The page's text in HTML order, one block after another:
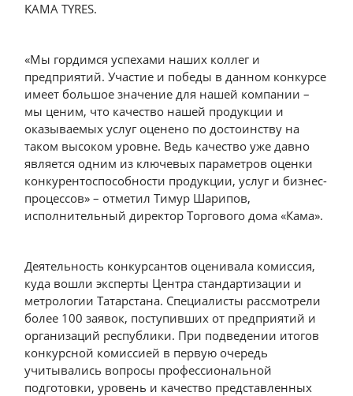
KAMA TYRES.
«Мы гордимся успехами наших коллег и
предприятий. Участие и победы в данном конкурсе
имеет большое значение для нашей компании –
мы ценим, что качество нашей продукции и
оказываемых услуг оценено по достоинству на
таком высоком уровне. Ведь качество уже давно
является одним из ключевых параметров оценки
конкурентоспособности продукции, услуг и бизнес-
процессов» – отметил Тимур Шарипов,
исполнительный директор Торгового дома «Кама».
Деятельность конкурсантов оценивала комиссия,
куда вошли эксперты Центра стандартизации и
метрологии Татарстана. Специалисты рассмотрели
более 100 заявок, поступивших от предприятий и
организаций республики. При подведении итогов
конкурсной комиссией в первую очередь
учитывались вопросы профессиональной
подготовки, уровень и качество представленных